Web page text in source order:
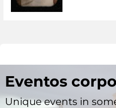
Eventos
Unique events in